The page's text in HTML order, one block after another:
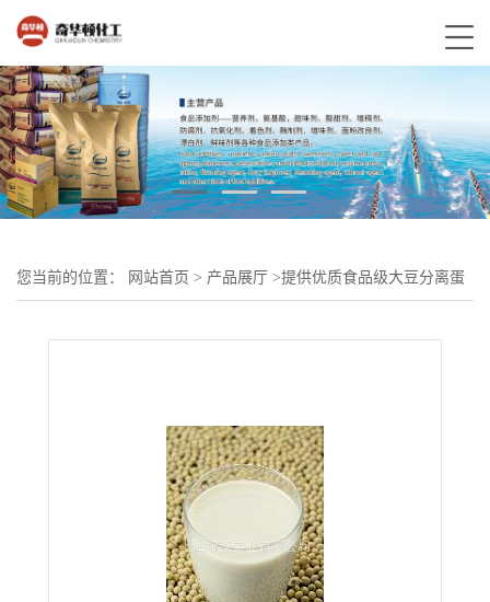
您当前的位置： 网站首页 > 产品展厅 >提供优质食品级大豆分离蛋